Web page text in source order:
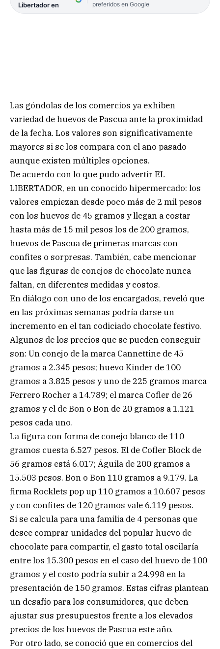
Libertador en
preferidos en Google
Las góndolas de los comercios ya exhiben
variedad de huevos de Pascua ante la proximidad
de la fecha. Los valores son significativamente
mayores si se los compara con el año pasado
aunque existen múltiples opciones.
De acuerdo con lo que pudo advertir EL
LIBERTADOR, en un conocido hipermercado: los
valores empiezan desde poco más de 2 mil pesos
con los huevos de 45 gramos y llegan a costar
hasta más de 15 mil pesos los de 200 gramos,
huevos de Pascua de primeras marcas con
confites o sorpresas. También, cabe mencionar
que las figuras de conejos de chocolate nunca
faltan, en diferentes medidas y costos.
En diálogo con uno de los encargados, reveló que
en las próximas semanas podría darse un
incremento en el tan codiciado chocolate festivo.
Algunos de los precios que se pueden conseguir
son: Un conejo de la marca Cannettine de 45
gramos a 2.345 pesos; huevo Kinder de 100
gramos a 3.825 pesos y uno de 225 gramos marca
Ferrero Rocher a 14.789; el marca Cofler de 26
gramos y el de Bon o Bon de 20 gramos a 1.121
pesos cada uno.
La figura con forma de conejo blanco de 110
gramos cuesta 6.527 pesos. El de Cofler Block de
56 gramos está 6.017; Águila de 200 gramos a
15.503 pesos. Bon o Bon 110 gramos a 9.179. La
firma Rocklets pop up 110 gramos a 10.607 pesos
y con confites de 120 gramos vale 6.119 pesos.
Si se calcula para una familia de 4 personas que
desee comprar unidades del popular huevo de
chocolate para compartir, el gasto total oscilaría
entre los 15.300 pesos en el caso del huevo de 100
gramos y el costo podría subir a 24.998 en la
presentación de 150 gramos. Estas cifras plantean
un desafío para los consumidores, que deben
ajustar sus presupuestos frente a los elevados
precios de los huevos de Pascua este año.
Por otro lado, se conoció que en comercios del